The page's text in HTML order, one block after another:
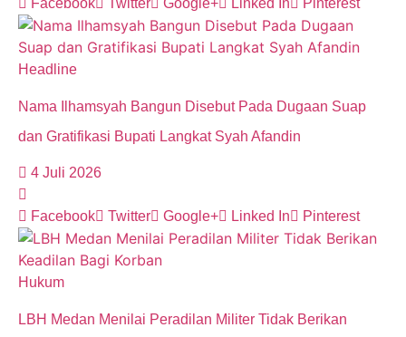
Facebook Twitter Google+ Linked In Pinterest
Headline
Nama Ilhamsyah Bangun Disebut Pada Dugaan Suap
dan Gratifikasi Bupati Langkat Syah Afandin
4 Juli 2026
Facebook Twitter Google+ Linked In Pinterest
Hukum
LBH Medan Menilai Peradilan Militer Tidak Berikan